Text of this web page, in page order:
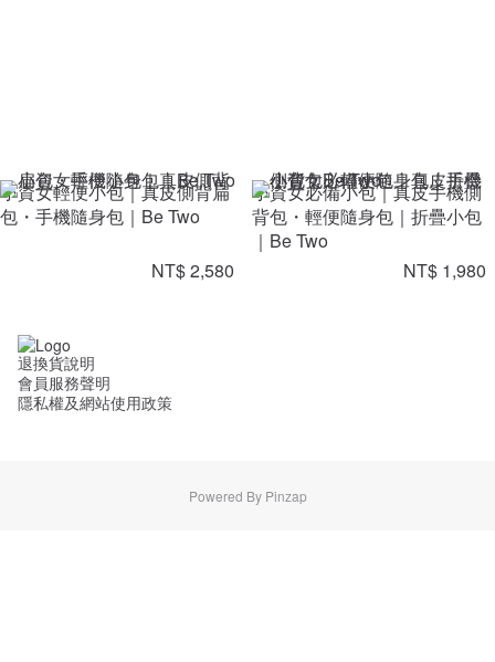
小資女輕便小包｜真皮側背扁
包・手機隨身包｜Be Two
NT$ 2,580
小資女必備小包｜真皮手機側
背包・輕便隨身包｜折疊小包
｜Be Two
NT$ 1,980
退換貨說明
會員服務聲明
隱私權及網站使用政策
Powered By Pinzap